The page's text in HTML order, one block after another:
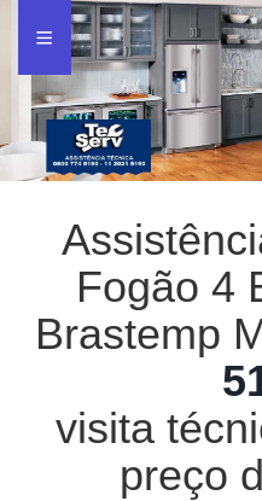
Fogão 4
Brastemp
visita
preço